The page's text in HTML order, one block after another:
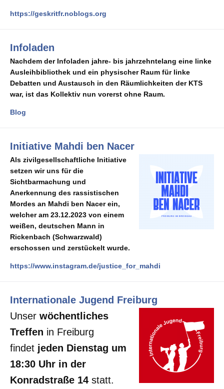
https://geskritfr.noblogs.org
Infoladen
Nachdem der Infoladen jahre- bis jahrzehntelang eine linke
Ausleihbibliothek und ein physischer Raum für linke
Debatten und Austausch in den Räumlichkeiten der KTS
war, ist das Kollektiv nun vorerst ohne Raum.
Blog
Initiative Mahdi ben Nacer
Als zivilgesellschaftliche Initiative
setzen wir uns für die
Sichtbarmachung und
Anerkennung des rassistischen
Mordes an Mahdi ben Nacer ein,
welcher am 23.12.2023 von einem
weißen, deutschen Mann in
Rickenbach (Schwarzwald)
erschossen und zerstückelt wurde.
https://www.instagram.de/justice_for_mahdi
Internationale Jugend Freiburg
Unser wöchentliches
Treffen in Freiburg
findet jeden Dienstag um
18:30 Uhr in der
Konradstraße 14 statt.